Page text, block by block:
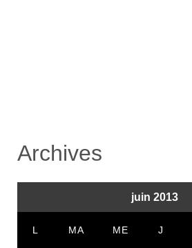
Archives
juin 2013
L MA ME J